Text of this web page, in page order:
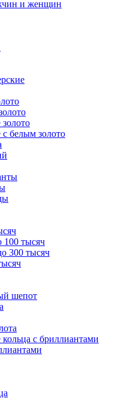
и женщин
с белым золото
100 тысяч
300 тысяч
шепот
с бриллиантами